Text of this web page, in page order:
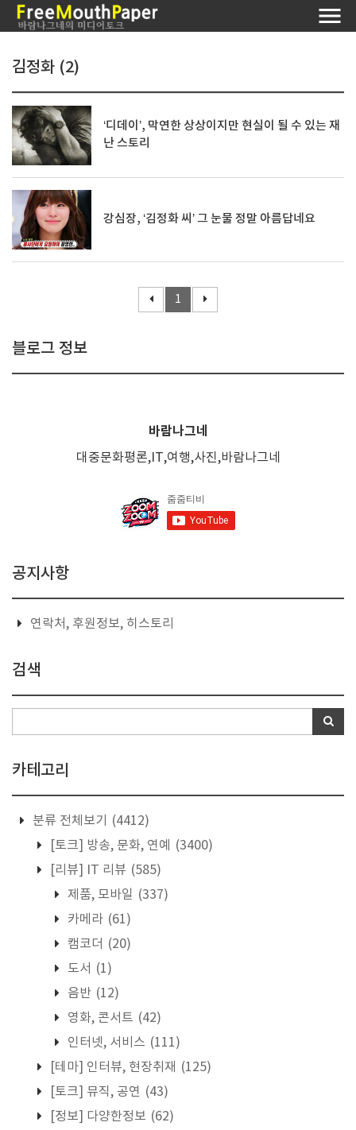
김정화 (2)
‘디데이’, 막연한 상상이지만 현실이 될 수 있는 재
난 스토리
강심장, ‘김정화 씨’ 그 눈물 정말 아름답네요
1
블로그 정보
바람나그네
대중문화평론,IT,여행,사진,바람나그네
공지사항
연락처, 후원정보, 히스토리
검색
카테고리
분류 전체보기
(4412)
[토크] 방송, 문화, 연예
(3400)
[리뷰] IT 리뷰 (585)
제품, 모바일 (337)
카메라 (61)
캠코더 (20)
도서 (1)
음반 (12)
영화, 콘서트 (42)
인터넷, 서비스 (111)
[테마] 인터뷰, 현장취재 (125)
[토크] 뮤직, 공연 (43)
[정보] 다양한정보 (62)